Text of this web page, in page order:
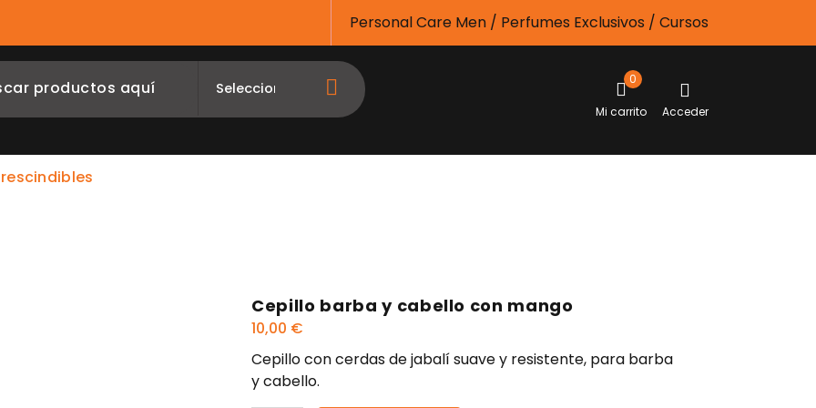
Personal Care Men / Perfumes Exclusivos / Cursos
0
Mi carrito Acceder
Cepillo barba y cabello con mango
10,00 €
Cepillo con cerdas de jabalí suave y resistente, para barba
y cabello.